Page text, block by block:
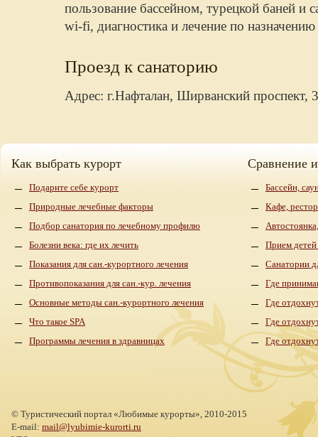
пользование бассейном, турецкой баней и
wi-fi, диагностика и лечение по назначению
Проезд к санаторию
Адрес: г.Нафталан, Ширванский проспект,
Как выбрать курорт
Подарите себе курорт
Природные лечебные факторы
Подбор санатория по лечебному профилю
Болезни века: где их лечить
Показания для сан.-курортного лечения
Противопоказания для сан.-кур. лечения
Основные методы сан.-курортного лечения
Что такое SPA
Программы лечения в здравницах
Сравнение
Бассейн,
Кафе,
Прием детей
Санатории
Где
Где
Где
Где
© Туристический портал «Любимые курорты», 2010-2015
E-mail: mail@lyubimie-kurorti.ru